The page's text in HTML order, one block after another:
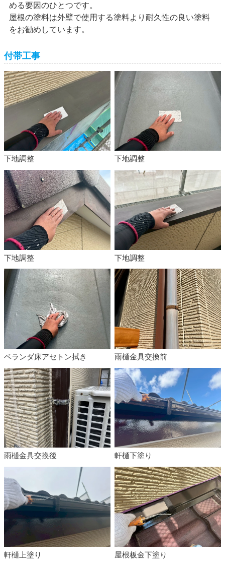
める要因のひとつです。
屋根の塗料は外壁で使用する塗料より耐久性の良い塗料
をお勧めしています。
付帯工事
下地調整 下地調整
下地調整 下地調整
ベランダ床アセトン拭き 雨樋金具交換前
雨樋金具交換後 軒樋下塗り
軒樋上塗り 屋根板金下塗り